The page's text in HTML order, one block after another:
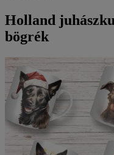
Holland
bögrék